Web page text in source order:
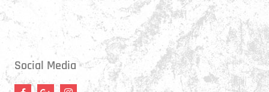
17:15 - 18:45 Uhr
17:30 - 21:00 Uhr
Social Media